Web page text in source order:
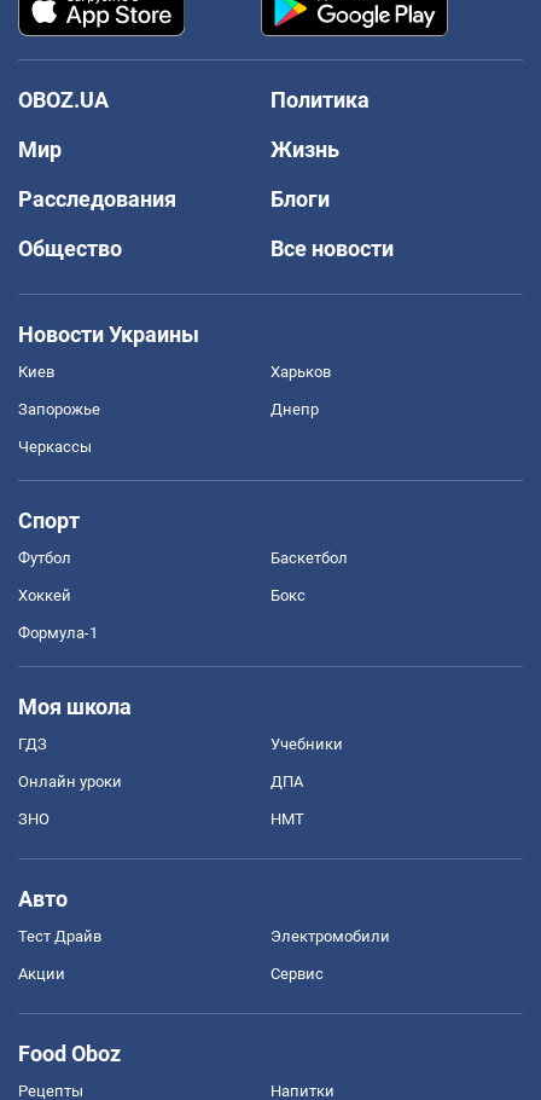
OBOZ.UA
Политика
Мир
Жизнь
Расследования
Блоги
Общество
Все новости
Новости Украины
Киев Харьков
Запорожье Днепр
Черкассы
Спорт
Футбол Баскетбол
Хоккей Бокс
Формула-1
Моя школа
ГДЗ Учебники
Онлайн уроки ДПА
ЗНО НМТ
Авто
Тест Драйв Электромобили
Акции Сервис
Food Oboz
Рецепты Напитки